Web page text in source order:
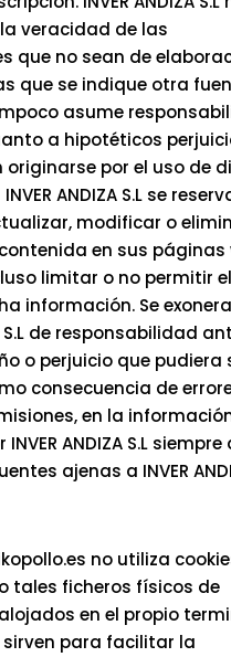
veracidad de las
que no sean de
que se indique otra
asume
a hipotéticos
originarse por el uso de
ANDIZA S.L se
modificar o
en sus páginas
limitar o no permitir el
información. Se
S.L de responsabilidad
o perjuicio que pudiera
consecuencia de
en la
ANDIZA S.L siempre
ajenas a INVER
no utiliza
tales ficheros físicos de
en el propio
sirven para facilitar la